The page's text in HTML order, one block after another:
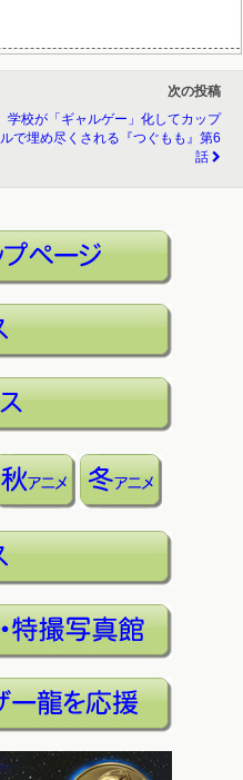
次の投稿
学校が「ギャルゲー」化してカップ
ルで埋め尽くされる『つぐもも』第6
話